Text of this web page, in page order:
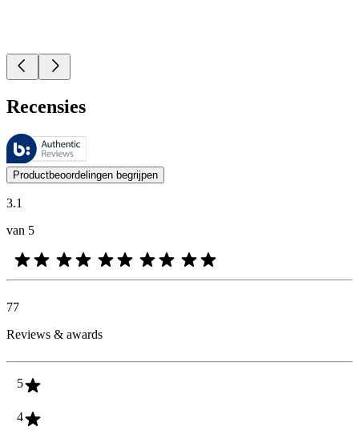
Recensies
Deze beoordelingen worden beheerd door Bazaarvoice en voldoen
De mening van onze klanten is nuttig voor iedereen, of het nu een
Productbeoordelingen begrijpen
3.1
van 5
77
Reviews & awards
5
4